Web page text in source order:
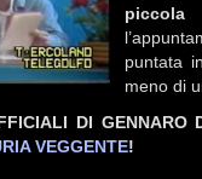
piccola
puntata
meno di
DI GENNARO
VEGGENTE!